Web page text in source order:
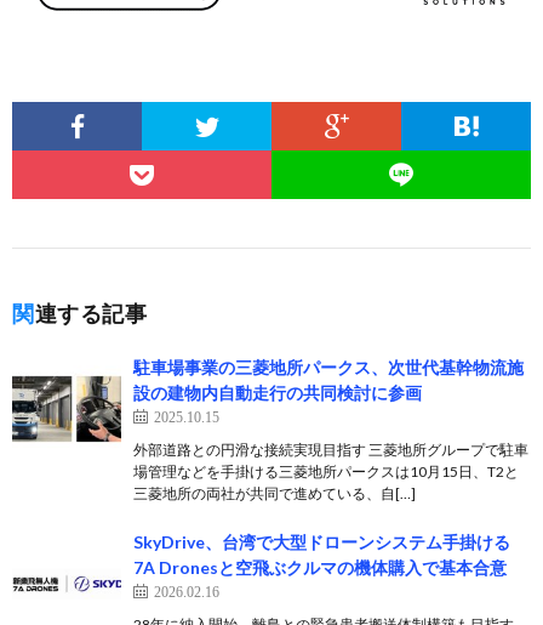
関連する記事
駐車場事業の三菱地所パークス、次世代基幹物流施
設の建物内自動走行の共同検討に参画
2025.10.15
外部道路との円滑な接続実現目指す 三菱地所グループで駐車
場管理などを手掛ける三菱地所パークスは10月15日、T2と
三菱地所の両社が共同で進めている、自[…]
SkyDrive、台湾で大型ドローンシステム手掛ける
7A Dronesと空飛ぶクルマの機体購入で基本合意
2026.02.16